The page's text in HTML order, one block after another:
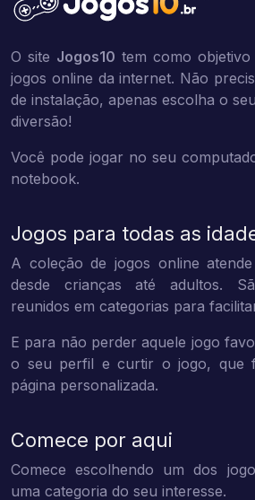
O site Jogos10 tem como
jogos online da internet. Não
de instalação, apenas escolha o
diversão!
Você pode jogar no seu
notebook.
Jogos para todas as
A coleção de jogos online
desde crianças até adultos.
reunidos em categorias para
E para não perder aquele jogo
o seu perfil e curtir o jogo, que
página personalizada.
Comece por aqui
Comece escolhendo um dos
uma categoria do seu interesse.